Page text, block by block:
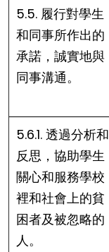
5.5. 履行對學生
和同事所作出的
承諾，誠實地與
同事溝通。
5.6.1. 透過分析和
反思，協助學生
關心和服務學校
裡和社會上的貧
困者及被忽略的
人。